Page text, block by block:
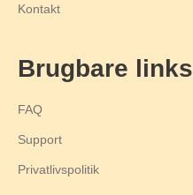
Kontakt
Brugbare links
FAQ
Support
Privatlivspolitik